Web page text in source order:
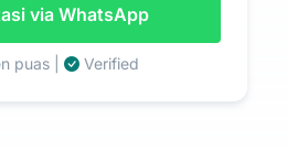
via WhatsApp
puas | Verified